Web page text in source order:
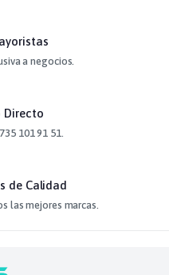
a negocios.
Directo
101 91 51.
de Calidad
las mejores marcas.